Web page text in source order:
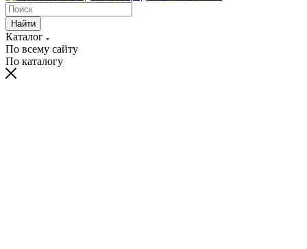
Найти
Каталог
По всему сайту
По каталогу